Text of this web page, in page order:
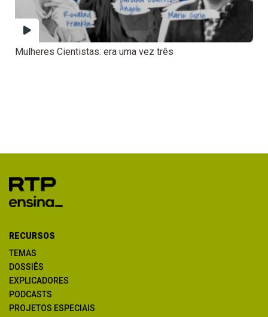
Mulheres Cientistas: era uma vez três
RECURSOS
TEMAS
DOSSIÊS
EXPLICADORES
PODCASTS
PROJETOS ESPECIAIS